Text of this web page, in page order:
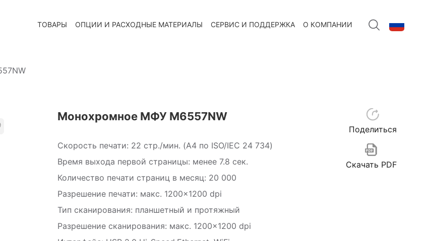
ТОВАРЫ ОПЦИИ И РАСХОДНЫЕ МАТЕРИАЛЫ СЕРВИС И ПОДДЕРЖКА О КОМПАНИИ
Монохромное МФУ M6557NW
Скорость печати: 22 стр./мин. (A4 по ISO/IEC 24 734)
Время выхода первой страницы: менее 7.8 сек.
Количество печати страниц в месяц: 20 000
Разрешение печати: макс. 1200×1200 dpi
Тип сканирования: планшетный и протяжный
Разрешение сканирования: макс. 1200×1200 dpi
Поделиться
Скачать PDF